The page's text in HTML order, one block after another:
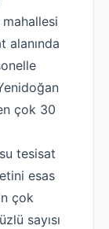
alanında
çok 30
tesisat
esas
çok
sayısı